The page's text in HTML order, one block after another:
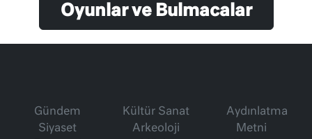
Oyunlar ve Bulmacalar
Gündem
Siyaset
Kültür Sanat
Arkeoloji
Aydınlatma
Metni